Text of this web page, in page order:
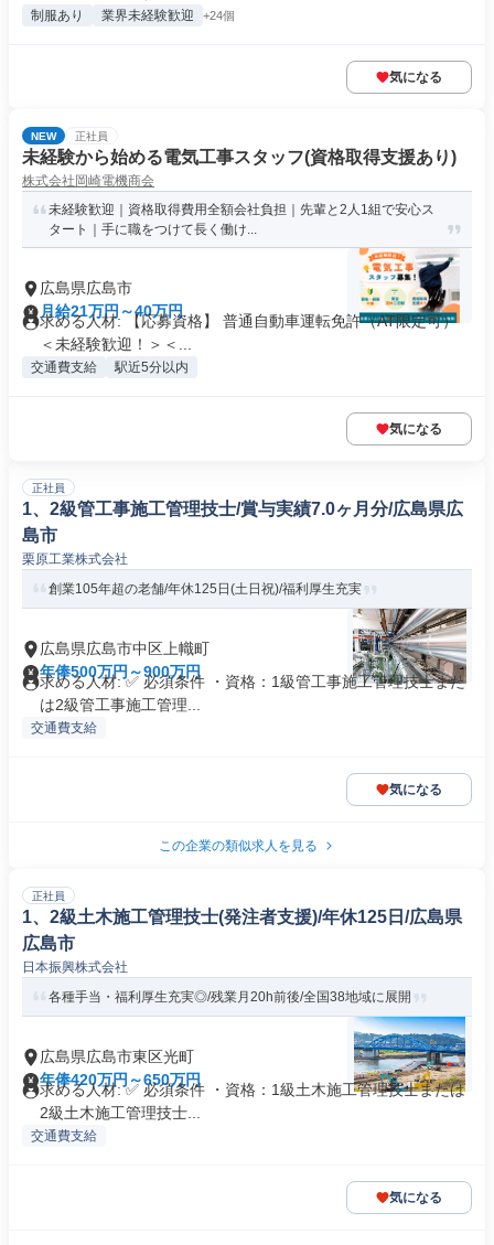
制服あり 業界未経験歓迎 +24個
気になる
NEW 正社員
未経験から始める電気工事スタッフ(資格取得支援あり)
株式会社岡崎電機商会
未経験歓迎｜資格取得費用全額会社負担｜先輩と2人1組で安心ス
タート｜手に職をつけて長く働け...
広島県広島市
月給21万円～40万円
求める人材: 【応募資格】 普通自動車運転免許（AT限定可）
＜未経験歓迎！＞＜...
交通費支給 駅近5分以内
気になる
正社員
1、2級管工事施工管理技士/賞与実績7.0ヶ月分/広島県広
島市
栗原工業株式会社
創業105年超の老舗/年休125日(土日祝)/福利厚生充実
広島県広島市中区上幟町
年俸500万円～900万円
求める人材: ✅ 必須条件 ・資格：1級管工事施工管理技士また
は2級管工事施工管理...
交通費支給
気になる
この企業の類似求人を見る
正社員
1、2級土木施工管理技士(発注者支援)/年休125日/広島県
広島市
日本振興株式会社
各種手当・福利厚生充実◎/残業月20h前後/全国38地域に展開
広島県広島市東区光町
年俸420万円～650万円
求める人材: ✅ 必須条件 ・資格：1級土木施工管理技士または
2級土木施工管理技士...
交通費支給
気になる